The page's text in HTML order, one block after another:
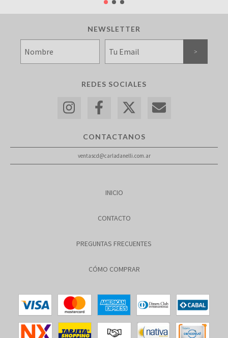
NEWSLETTER
REDES SOCIALES
CONTACTANOS
ventascd@carladanelli.com.ar
INICIO
CONTACTO
PREGUNTAS FRECUENTES
CÓMO COMPRAR